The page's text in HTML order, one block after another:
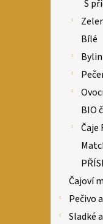
S
Bílé
BIO
Čaje
Čajoví
Pečivo
Sladké